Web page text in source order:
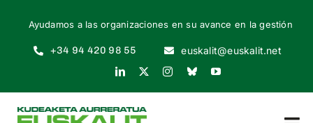
content
Ayudamos a las organizaciones en su avance en la gestión
+34 94 420 98 55 euskalit@euskalit.net